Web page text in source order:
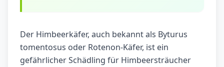
Der Himbeerkäfer, auch bekannt als Byturus
tomentosus oder Rotenon-Käfer, ist ein
gefährlicher Schädling für Himbeersträucher